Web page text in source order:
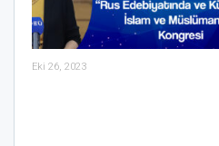
Eki 26, 2023